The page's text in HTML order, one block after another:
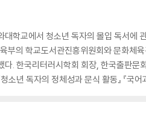
학교에서 청소년 독자의 몰입 독서에
부의 학교도서관진흥위원회와 문화체
. 한국리터러시학회 회장, 한국출판
년 독자의 정체성과 문식 활동』 『국